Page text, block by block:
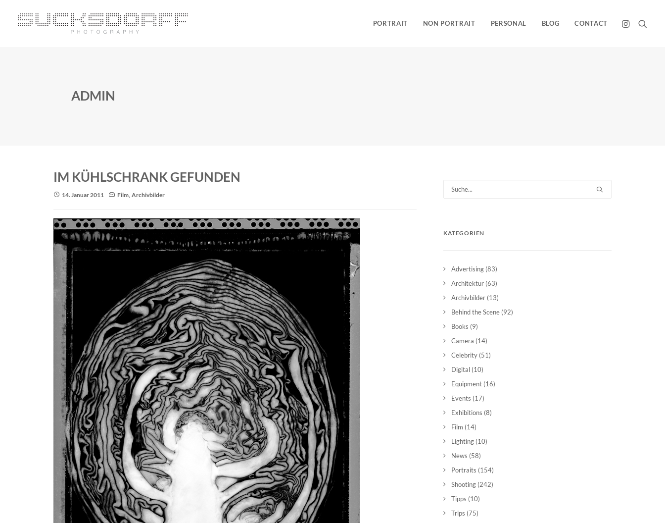
PORTRAIT NON PORTRAIT PERSONAL BLOG CONTACT
ADMIN
IM KÜHLSCHRANK GEFUNDEN
14. Januar 2011 Film, Archivbilder
KATEGORIEN
Advertising (83)
Architektur (63)
Archivbilder (13)
Behind the Scene (92)
Books (9)
Camera (14)
Celebrity (51)
Digital (10)
Equipment (16)
Events (17)
Exhibitions (8)
Film (14)
Lighting (10)
News (58)
Portraits (154)
Shooting (242)
Tipps (10)
Trips (75)